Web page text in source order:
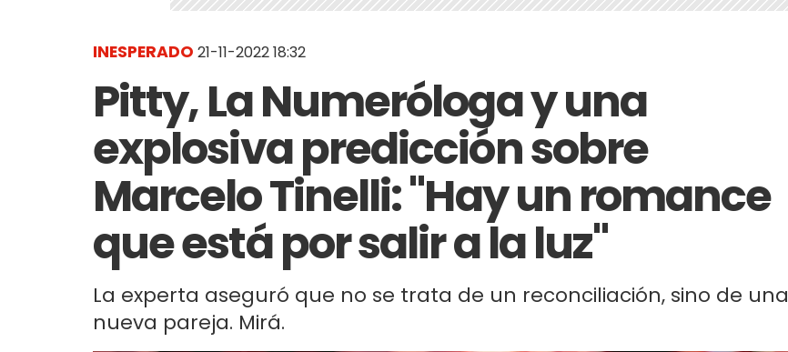
INESPERADO 21-11-2022 18:32
Pitty, La Numeróloga y una
explosiva predicción sobre
Marcelo Tinelli: "Hay un romance
que está por salir a la luz"
La experta aseguró que no se trata de un reconciliación, sino de una
nueva pareja. Mirá.